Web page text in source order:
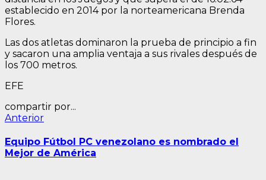
establecido en 2014 por la norteamericana Brenda
Flores.
Las dos atletas dominaron la prueba de principio a fin
y sacaron una amplia ventaja a sus rivales después de
los 700 metros.
EFE
compartir por...
Navegación
de
entradas
AnteriorEntrada
Equipo Fútbol PC venezolano es nombrado el
Mejor de América